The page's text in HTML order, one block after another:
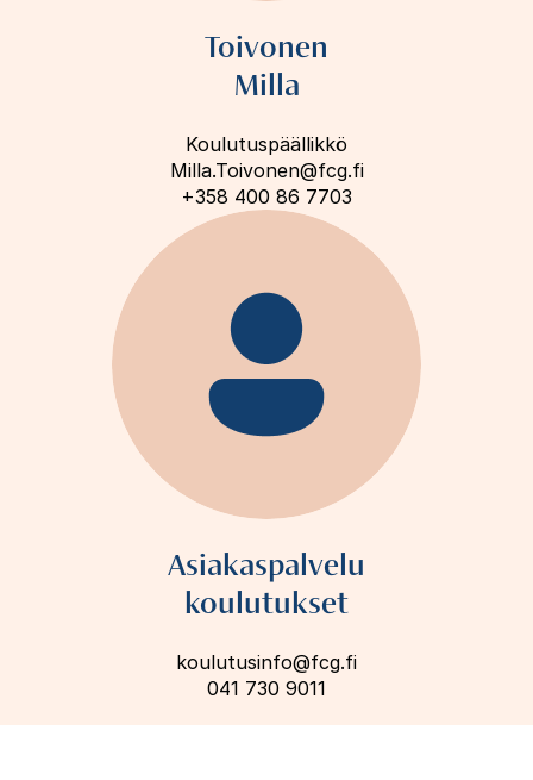
Toivonen
Milla
Koulutuspäällikkö
Milla.Toivonen@fcg.fi
+358 400 86 7703
Asiakaspalvelu
koulutukset
koulutusinfo@fcg.fi
041 730 9011